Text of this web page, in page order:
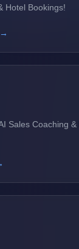
Hotel Bookings!
Sales Coaching